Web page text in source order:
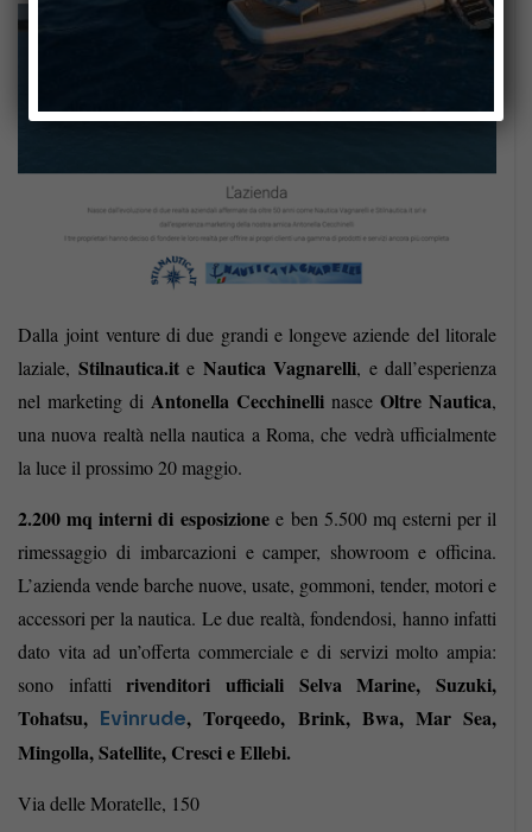
Dalla joint venture di due grandi e longeve aziende del litorale
laziale, Stilnautica.ite Nautica Vagnarelli, e dall’esperienza
nel marketing di Antonella Cecchinelli nasce Oltre Nautica,
una nuova realtà nella nautica a Roma, che vedrà ufficialmente
la luce il prossimo 20 maggio.
2.200 mq interni di esposizione e ben 5.500 mq esterni per il
rimessaggio di imbarcazioni e camper, showroom e officina.
L’azienda vende barche nuove, usate, gommoni, tender, motori e
accessori per la nautica. Le due realtà, fondendosi, hanno infatti
dato vita ad un’offerta commerciale e di servizi molto ampia:
sono infattirivenditori ufficiali Selva Marine, Suzuki,
Tohatsu, Evinrude, Torqeedo, Brink, Bwa, Mar Sea,
Mingolla, Satellite, Cresci e Ellebi.
Via delle Moratelle, 150